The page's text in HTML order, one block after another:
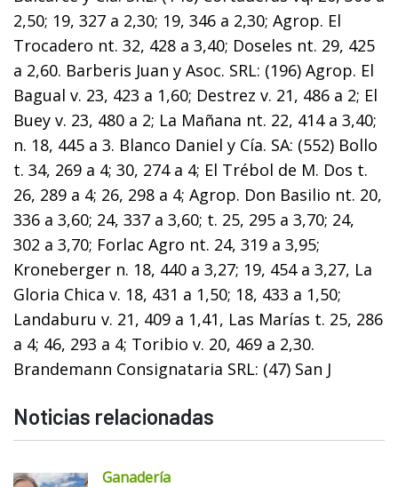
2,50; 19, 327 a 2,30; 19, 346 a 2,30; Agrop. El
Trocadero nt. 32, 428 a 3,40; Doseles nt. 29, 425
a 2,60. Barberis Juan y Asoc. SRL: (196) Agrop. El
Bagual v. 23, 423 a 1,60; Destrez v. 21, 486 a 2; El
Buey v. 23, 480 a 2; La Mañana nt. 22, 414 a 3,40;
n. 18, 445 a 3. Blanco Daniel y Cía. SA: (552) Bollo
t. 34, 269 a 4; 30, 274 a 4; El Trébol de M. Dos t.
26, 289 a 4; 26, 298 a 4; Agrop. Don Basilio nt. 20,
336 a 3,60; 24, 337 a 3,60; t. 25, 295 a 3,70; 24,
302 a 3,70; Forlac Agro nt. 24, 319 a 3,95;
Kroneberger n. 18, 440 a 3,27; 19, 454 a 3,27, La
Gloria Chica v. 18, 431 a 1,50; 18, 433 a 1,50;
Landaburu v. 21, 409 a 1,41, Las Marías t. 25, 286
a 4; 46, 293 a 4; Toribio v. 20, 469 a 2,30.
Brandemann Consignataria SRL: (47) San J
Noticias relacionadas
Ganadería